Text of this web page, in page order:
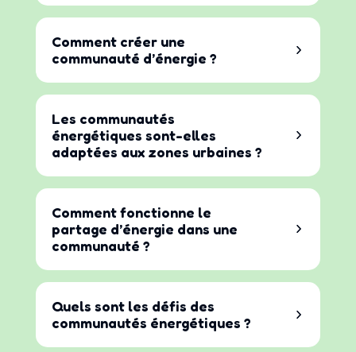
Comment créer une
communauté d’énergie ?
Les communautés
énergétiques sont-elles
adaptées aux zones urbaines ?
Comment fonctionne le
partage d’énergie dans une
communauté ?
Quels sont les défis des
communautés énergétiques ?